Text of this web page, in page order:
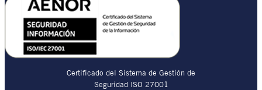
Certificado del Sistema de Gestión de
Seguridad ISO 27001